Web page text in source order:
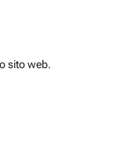
sito web.